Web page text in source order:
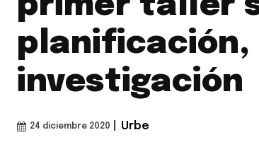
planificación,
investigación
24 diciembre 2020 Urbe